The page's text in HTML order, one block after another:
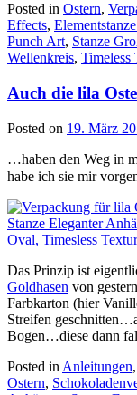
Posted in Ostern,
Effects,
Punch Art, Stanze
Wellenkreis, Timeless
Auch die lila
Posted on 19. März
…haben den Weg in
habe ich sie mir
Das Prinzip ist
Goldhasen von
Farbkarton (hier
Streifen
Bogen…diese dann
Posted in Anleitungen,
Ostern,